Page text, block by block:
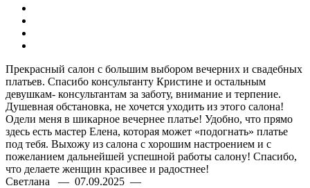
Прекрасный салон с большим выбором вечерних и свадебных
платьев. Спасибо консультанту Кристине и остальным
девушкам- консультантам за заботу, внимание и терпение.
Душевная обстановка, не хочется уходить из этого салона!
Одели меня в шикарное вечернее платье! Удобно, что прямо
здесь есть мастер Елена, которая может «подогнать» платье
под тебя. Выхожу из салона с хорошим настроением и с
пожеланием дальнейшей успешной работы салону! Спасибо,
что делаете женщин красивее и радостнее!
Светлана — 07.09.2025 —